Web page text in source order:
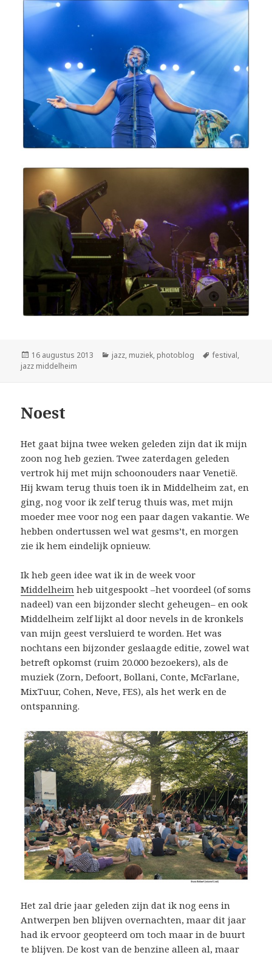
Geplaatst
op
16 augustus 2013 Categorieën
jazz, muziek, photoblog Tags
festival,
jazz middelheim
Noest
Het gaat bijna twee weken geleden zijn dat ik mijn
zoon nog heb gezien. Twee zaterdagen geleden
vertrok hij met mijn schoonouders naar Venetië.
Hij kwam terug thuis toen ik in Middelheim zat, en
ging, nog voor ik zelf terug thuis was, met mijn
moeder mee voor nog een paar dagen vakantie. We
hebben ondertussen wel wat gesms’t, en morgen
zie ik hem eindelijk opnieuw.
Ik heb geen idee wat ik in de week voor
Middelheim heb uitgespookt –het voordeel (of soms
nadeel) van een bijzonder slecht geheugen– en ook
Middelheim zelf lijkt al door nevels in de kronkels
van mijn geest versluierd te worden. Het was
nochtans een bijzonder geslaagde editie, zowel wat
betreft opkomst (ruim 20.000 bezoekers), als de
muziek (Zorn, Defoort, Bollani, Conte, McFarlane,
MixTuur, Cohen, Neve, FES), als het werk en de
ontspanning.
Het zal drie jaar geleden zijn dat ik nog eens in
Antwerpen ben blijven overnachten, maar dit jaar
had ik ervoor geopteerd om toch maar in de buurt
te blijven. De kost van de benzine alleen al, maar